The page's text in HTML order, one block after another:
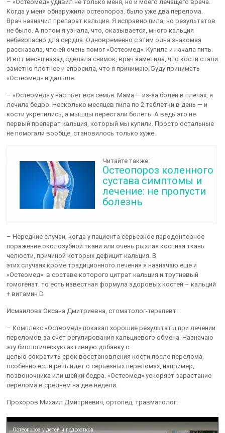
– «Остеомед» удивил не только меня, но и моего лечащего врача.
Когда у меня обнаружили остеопороз. было уже два перелома.
Врач назначил препарат кальция. Я исправно пила, но результатов
не было. А потом я узнала, что, оказывается, много кальция
небезопасно для сердца. Одновременно с этим одна знакомая
рассказала, что ей очень помог «Остеомед». Купила и начала пить.
И вот месяц назад сделала снимок, врач заметила, что кости стали
заметно плотнее и спросила, что я принимаю. Буду принимать
«Остеомед» и дальше.
– «Остеомед» у нас пьет вся семья. Мама — из-за болей в плечах, я
лечила бедро. Несколько месяцев пила по 2 таблетки в день — и
кости укрепились, а мышцы перестали болеть. А ведь это не
первый препарат кальция, который мы купили. Просто остальные
не помогали вообще, становилось только хуже.
Читайте также:
Остеопороз коленного
сустава симптомы и
лечение: не пропусти
болезнь
– Нередкие случаи, когда у пациента серьезное пародонтозное
поражение околозубной ткани или очень рыхлая костная ткань
челюсти, причиной которых дефицит кальция. В
этих случаях кроме традиционного лечения я назначаю еще и
«Остеомед». в составе которого цитрат кальция и трутневый
гомогенат. то есть известная формула здоровых костей – кальций
+ витамин D.
Исмаилова Оксана Дмитриевна, стоматолог-терапевт:
– Комплекс «Остеомед» показал хорошие результаты при лечении
переломов за счёт регулирования кальциевого обмена. Назначаю
эту биологическую активную добавку с
целью сократить срок восстановления кости после перелома,
особенно если речь идёт о серьезных переломах, например,
позвоночника или шейки бедра. «Остеомед» ускоряет зарастание
перелома в среднем на две недели.
Прохоров Михаил Дмитриевич, ортопед, травматолог:
Остеопороз у детей и подростков